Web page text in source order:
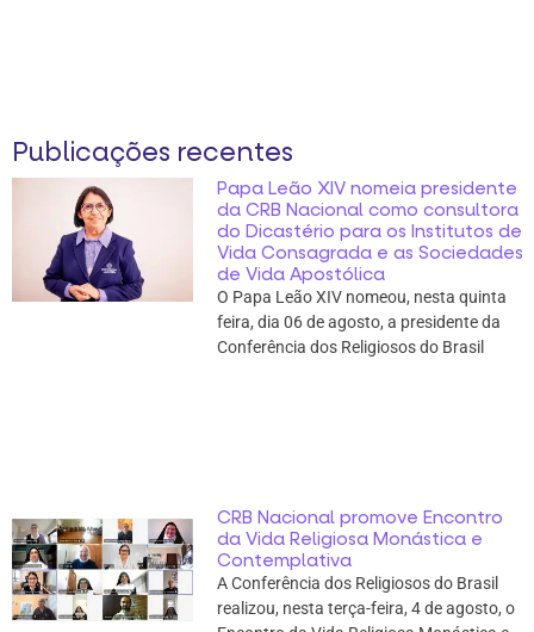
Publicações recentes
Papa Leão XIV nomeia presidente
da CRB Nacional como consultora
do Dicastério para os Institutos de
Vida Consagrada e as Sociedades
de Vida Apostólica
O Papa Leão XIV nomeou, nesta quinta
feira, dia 06 de agosto, a presidente da
Conferência dos Religiosos do Brasil
CRB Nacional promove Encontro
da Vida Religiosa Monástica e
Contemplativa
A Conferência dos Religiosos do Brasil
realizou, nesta terça-feira, 4 de agosto, o